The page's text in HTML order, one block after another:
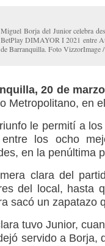
Miguel Borja del Junior celebra
BetPlay DIMAYOR I 2021 entre
de Barranquilla. Foto VizzorImage
20 de marzo
Metropolitano, en
le permití a
los ocho
en la penúltima
clara del
del local, hasta
sacó un zapatazo
tuvo Junior,
servido a Borja,